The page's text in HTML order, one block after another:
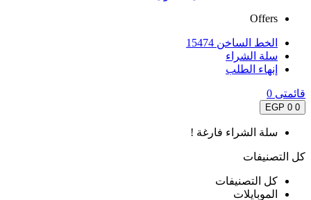
Offers
الخط الساخن 15474
سلة الشراء
إنهاء الطلب
قائمتى 0
0
0 EGP
سلة الشراء فارغة !
كل التصنيفات
كل التصنيفات
الموبايلات